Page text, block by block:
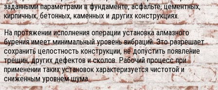
заданными параметрами в фундаменте, асфальте, цементных,
кирпичных, бетонных, каменных и других конструкциях.
На протяжении исполнения операции установка алмазного
бурения имеет минимальный уровень вибраций. Это разрешает
сохранить целостность конструкции, не допустить появление
трещин, других дефектов и сколов. Рабочий процесс при
применении таких установок характеризуется чистотой и
сниженным уровнем шума.